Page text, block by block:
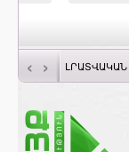
‹ › ԼՐԱՏՎԱԿԱՆ